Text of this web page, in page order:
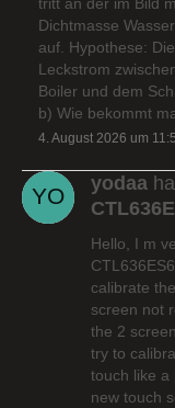
Dichtmasse
auf. Hypothese:
Leckstrom
Boiler und dem
b) Wie bekommt
4. August 2026 um
yodaa
Hello, I m
calibrate
screen not
the 2
try to
touch like a
new touch